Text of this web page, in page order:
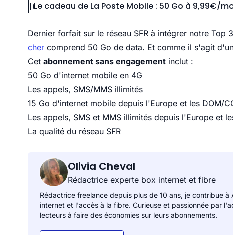
Le cadeau de La Poste Mobile : 50 Go à 9,99€/
Dernier forfait sur le réseau SFR à intégrer notre Top
cher comprend 50 Go de data. Et comme il s'agit d'un
Cet abonnement sans engagement inclut :
50 Go d'internet mobile en 4G
Les appels, SMS/MMS illimités
15 Go d'internet mobile depuis l'Europe et les DOM/
Les appels, SMS et MMS illimités depuis l'Europe et
La qualité du réseau SFR
Olivia Cheval
Rédactrice experte box internet et fibre
Rédactrice freelance depuis plus de 10 ans, je contribue
internet et l'accès à la fibre. Curieuse et passionnée par
lecteurs à faire des économies sur leurs abonnements.